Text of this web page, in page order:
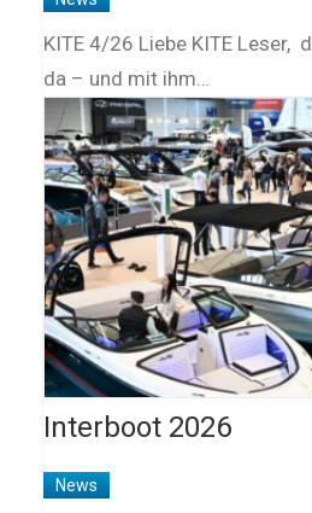
KITE 4/26 Liebe KITE Leser,
da – und mit ihm…
Interboot 2026
News